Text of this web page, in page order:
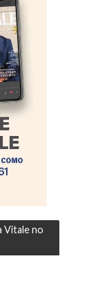
Vitale no